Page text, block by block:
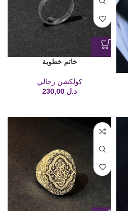
خاتم خطوبة
كولكشن رجالي
د.ل